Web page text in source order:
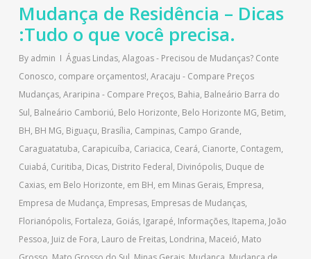
Mudança de Residência – Dicas
:Tudo o que você precisa.
By admin Águas Lindas, Alagoas - Precisou de Mudanças? Conte
Conosco, compare orçamentos!, Aracaju - Compare Preços
Mudanças, Araripina - Compare Preços, Bahia, Balneário Barra do
Sul, Balneário Camboriú, Belo Horizonte, Belo Horizonte MG, Betim,
BH, BH MG, Biguaçu, Brasília, Campinas, Campo Grande,
Caraguatatuba, Carapicuíba, Cariacica, Ceará, Cianorte, Contagem,
Cuiabá, Curitiba, Dicas, Distrito Federal, Divinópolis, Duque de
Caxias, em Belo Horizonte, em BH, em Minas Gerais, Empresa,
Empresa de Mudança, Empresas, Empresas de Mudanças,
Florianópolis, Fortaleza, Goiás, Igarapé, Informações, Itapema, João
Pessoa, Juiz de Fora, Lauro de Freitas, Londrina, Maceió, Mato